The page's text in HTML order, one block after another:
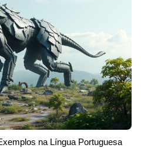
na Língua Portuguesa